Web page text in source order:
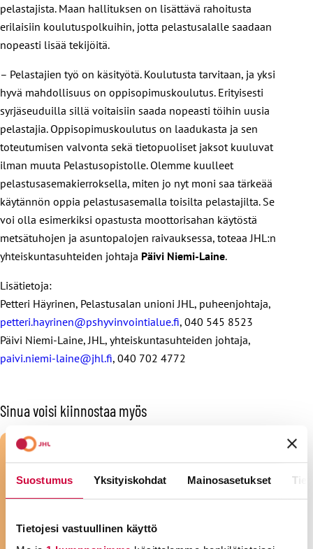
Suostumus Yksityiskohdat Mainosasetukset
Tietojesi vastuullinen käyttö
pelastajista. Maan hallituksen on lisättävä rahoitusta
erilaisiin koulutuspolkuihin, jotta pelastusalalle saadaan
nopeasti lisää tekijöitä.
– Pelastajien työ on käsityötä. Koulutusta tarvitaan, ja yksi
hyvä mahdollisuus on oppisopimuskoulutus. Erityisesti
syrjäseuduilla sillä voitaisiin saada nopeasti töihin uusia
pelastajia. Oppisopimuskoulutus on laadukasta ja sen
toteutumisen valvonta sekä tietopuoliset jaksot kuuluvat
ilman muuta Pelastusopistolle. Olemme kuulleet
pelastusasemakierroksella, miten jo nyt moni saa tärkeää
käytännön oppia pelastusasemalla toisilta pelastajilta. Se
voi olla esimerkiksi opastusta moottorisahan käytöstä
metsätuhojen ja asuntopalojen raivauksessa, toteaa JHL:n
yhteiskuntasuhteiden johtaja Päivi Niemi-Laine.
Lisätietoja:
Petteri Häyrinen, Pelastusalan unioni JHL, puheenjohtaja,
petteri.hayrinen@pshyvinvointialue.fi, 040 545 8523
Päivi Niemi-Laine, JHL, yhteiskuntasuhteiden johtaja,
paivi.niemi-laine@jhl.fi, 040 702 4772
Sinua voisi kiinnostaa myös